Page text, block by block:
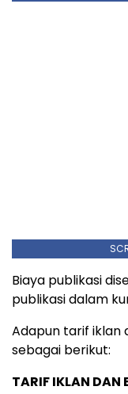
Biaya publikasi
publikasi dalam
Adapun tarif iklan
sebagai berikut:
TARIF IKLAN DAN